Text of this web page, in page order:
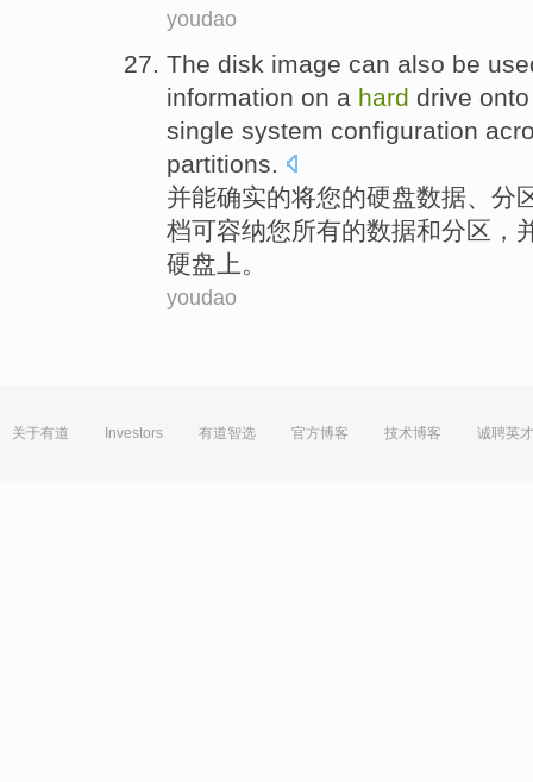
youdao
The disk image can also be
information on a hard drive
single system configuration
partitions.
并能确实的将您的硬盘数据、 分
档可容纳您所有的数据和分区，
硬盘 上。
youdao
关于有道 Investors 有道智选 官方博客 技术博客 诚聘英才